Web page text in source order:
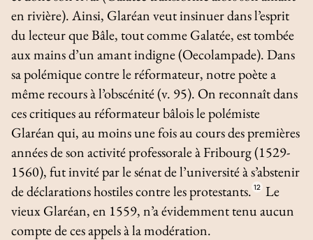
en rivière). Ainsi, Glaréan veut insinuer dans l’esprit
du lecteur que Bâle, tout comme Galatée, est tombée
aux mains d’un amant indigne (Oecolampade). Dans
sa polémique contre le réformateur, notre poète a
même recours à l’obscénité (v. 95). On reconnaît dans
ces critiques au réformateur bâlois le polémiste
Glaréan qui, au moins une fois au cours des premières
années de son activité professorale à Fribourg (1529-
1560), fut invité par le sénat de l’université à s’abstenir
de déclarations hostiles contre les protestants. 12 Le
vieux Glaréan, en 1559, n’a évidemment tenu aucun
compte de ces appels à la modération.